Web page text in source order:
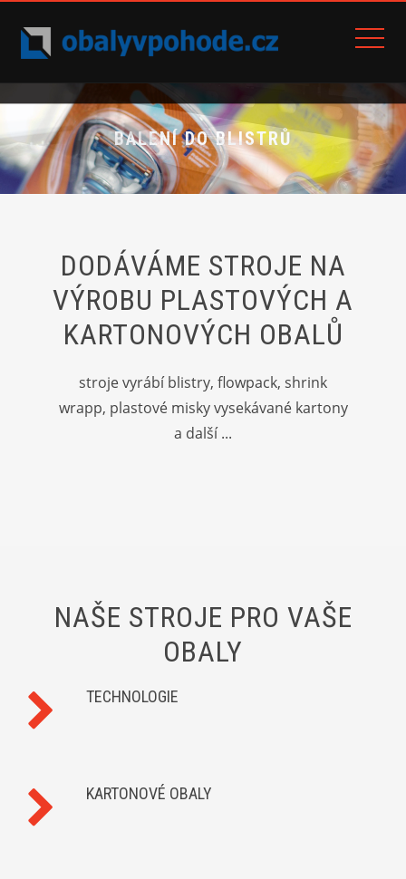
BALENÍ DO BLISTRŮ
SHRINK WRAPP
DODÁVÁME STROJE NA
VÝROBU PLASTOVÝCH A
KARTONOVÝCH OBALŮ
stroje vyrábí blistry, flowpack, shrink
wrapp, plastové misky vysekávané kartony
a další ...
NAŠE STROJE PRO VAŠE
OBALY
TECHNOLOGIE
KARTONOVÉ OBALY